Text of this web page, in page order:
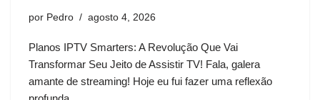
por Pedro agosto 4, 2026
Planos IPTV Smarters: A Revolução Que Vai
Transformar Seu Jeito de Assistir TV! Fala, galera
amante de streaming! Hoje eu fui fazer uma reflexão